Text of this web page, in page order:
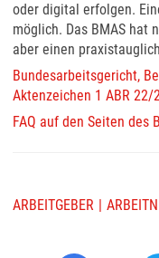
oder digital erfolgen.
möglich. Das BMAS hat
aber einen
Bundesarbeitsgericht,
Aktenzeichen 1 ABR 22/
FAQ auf den Seiten des
ARBEITGEBER